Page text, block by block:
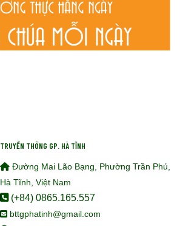
TRUYỀN THÔNG GP. HÀ TĨNH
Đường Mai Lão Bạng, Phường Trần Phú,
Hà Tĩnh, Việt Nam
(+84) 0865.165.557
bttgphatinh@gmail.com